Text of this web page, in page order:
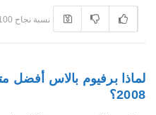
نسبة نجاح 100%
لماذا برفيوم بالاس
2008؟